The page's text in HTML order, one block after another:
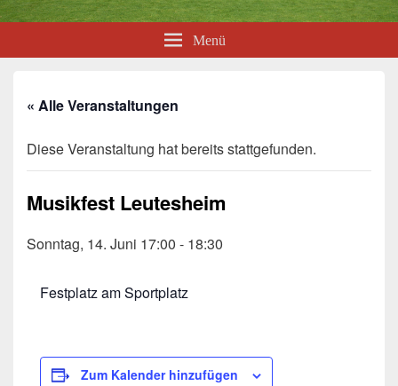
Menü
« Alle Veranstaltungen
Diese Veranstaltung hat bereits stattgefunden.
Musikfest Leutesheim
Sonntag, 14. Juni 17:00 - 18:30
Festplatz am Sportplatz
Zum Kalender hinzufügen